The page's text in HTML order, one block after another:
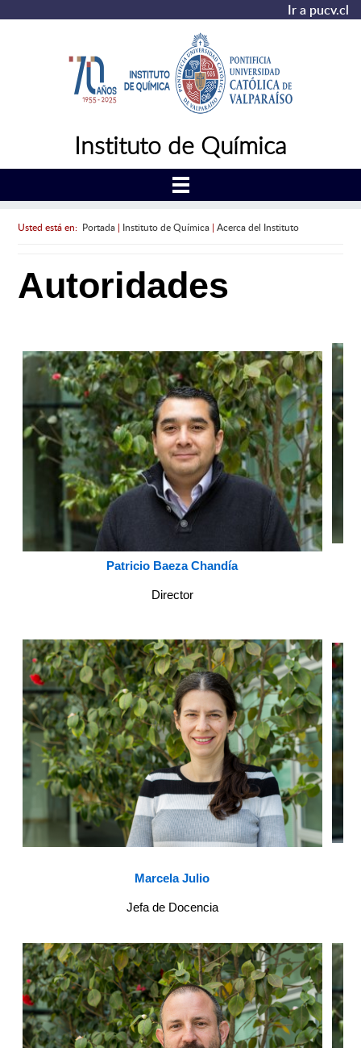
Ir a pucv.cl
Instituto de Química
Usted está en: Portada| Instituto de Química| Acerca del Instituto
Autoridades
Patricio Baeza Chandía
Director
Marcela Julio
Jefa de Docencia